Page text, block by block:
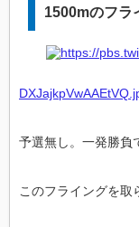
1500mのフラ
予選無し。一発勝負
このフライングを取